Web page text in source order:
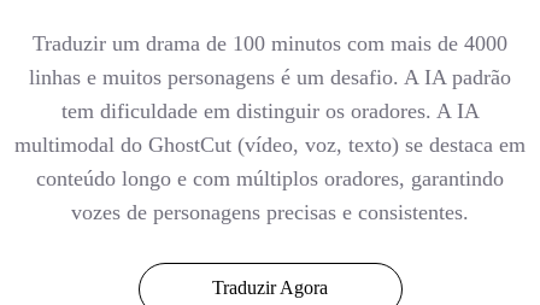
Traduzir um drama de 100 minutos com mais de 4000
linhas e muitos personagens é um desafio. A IA padrão
tem dificuldade em distinguir os oradores. A IA
multimodal do GhostCut (vídeo, voz, texto) se destaca em
conteúdo longo e com múltiplos oradores, garantindo
vozes de personagens precisas e consistentes.
Traduzir Agora